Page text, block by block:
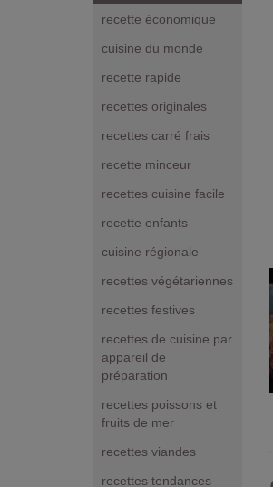
recette économique
cuisine du monde
recette rapide
recettes originales
recettes carré frais
recette minceur
recettes cuisine facile
recette enfants
cuisine régionale
recettes végétariennes
recettes festives
recettes de cuisine par
appareil de
préparation
recettes poissons et
fruits de mer
recettes viandes
recettes tendances